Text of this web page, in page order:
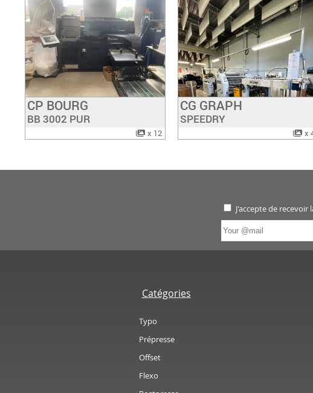
Have a look
CP BOURG
BB 3002 PUR
x 12
Have a look
CG GRAPH
SPEEDRY
x
J'accepte de
Catégories
Typo
Prépresse
Offset
Flexo